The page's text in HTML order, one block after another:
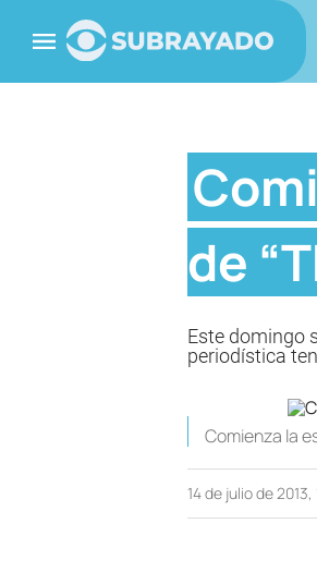
de
Este domingo
periodística
Comienza la
14 de julio de